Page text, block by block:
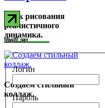
Урок рисования
реалистичного
динамика.
Создаем стильный
коллаж.
Логин
Пароль